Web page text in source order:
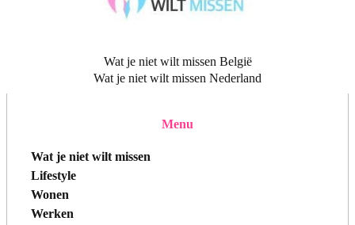
Wat je niet wilt missen België
Wat je niet wilt missen Nederland
Menu
Wat je niet wilt missen
Lifestyle
Wonen
Werken